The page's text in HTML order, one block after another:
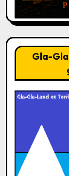
Gla-